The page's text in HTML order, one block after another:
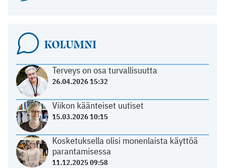
KOLUMNI
Terveys on osa turvallisuutta
26.04.2026 15:32
Viikon käänteiset uutiset
15.03.2026 10:15
Kosketuksella olisi monenlaista käyttöä
parantamisessa
11.12.2025 09:58